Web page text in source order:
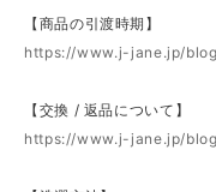
【商品の引渡時期】
https://www.j-jane.jp/
【交換 / 返品について】
https://www.j-jane.jp/